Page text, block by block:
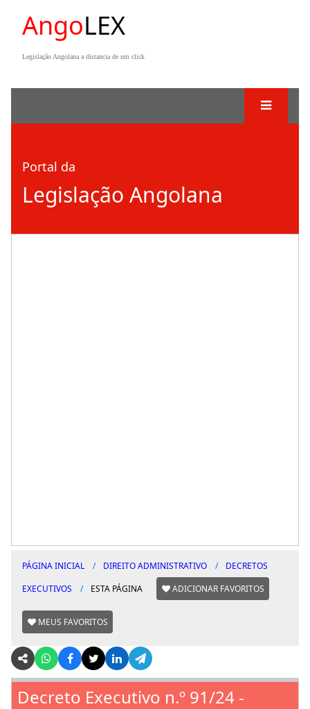
AngoLEX
Legislação Angolana a distancia de um click
Portal da
Legislação Angolana
PÁGINA INICIAL DIREITO ADMINISTRATIVO
DECRETOS
EXECUTIVOS
ESTA PÁGINA ADICIONAR FAVORITOS
MEUS FAVORITOS
Decreto Executivo n.º 91/24 -